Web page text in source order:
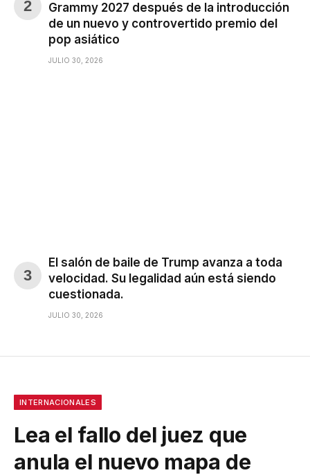
Grammy 2027 después de la introducción
de un nuevo y controvertido premio del
pop asiático
JULIO 30, 2026
El salón de baile de Trump avanza a toda
velocidad. Su legalidad aún está siendo
cuestionada.
JULIO 30, 2026
INTERNACIONALES
Lea el fallo del juez que
anula el nuevo mapa de